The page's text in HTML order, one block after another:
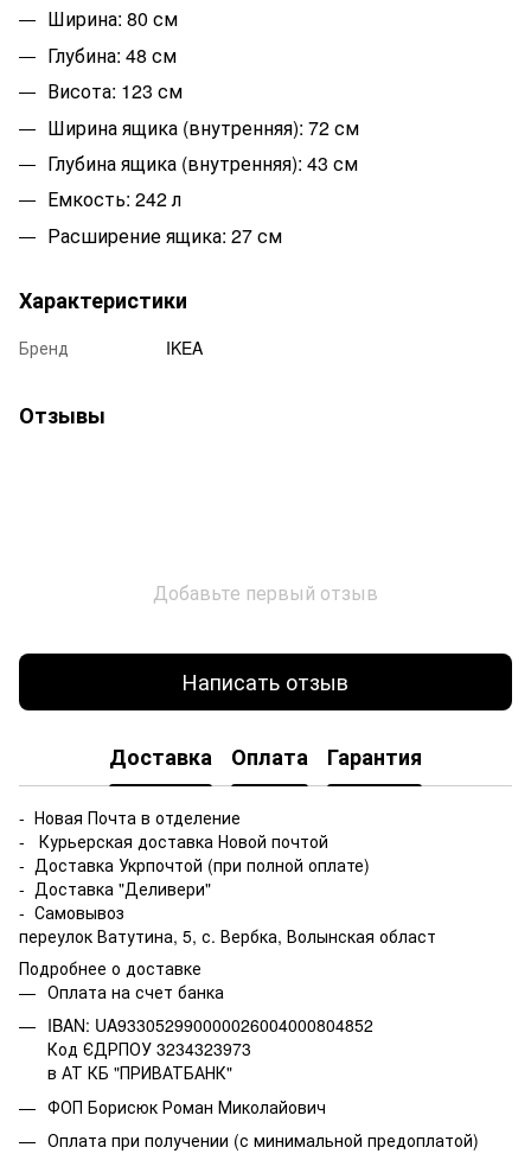
Ширина: 80 см
Глубина: 48 см
Висота: 123 см
Ширина ящика (внутренняя): 72 см
Глубина ящика (внутренняя): 43 см
Емкость: 242 л
Расширение ящика: 27 см
Характеристики
Бренд IKEA
Отзывы
Добавьте первый отзыв
Написать отзыв
Доставка Оплата Гарантия
- Новая Почта в отделение
- Курьерская доставка Новой почтой
- Доставка Укрпочтой (при полной оплате)
- Доставка "Деливери"
- Самовывоз
переулок Ватутина, 5, с. Вербка, Волынская област
Подробнее о доставке
Оплата на счет банка
IBAN: UA933052990000026004000804852
Код ЄДРПОУ 3234323973
в АТ КБ "ПРИВАТБАНК"
ФОП Борисюк Роман Миколайович
Оплата при получении (с минимальной предоплатой)